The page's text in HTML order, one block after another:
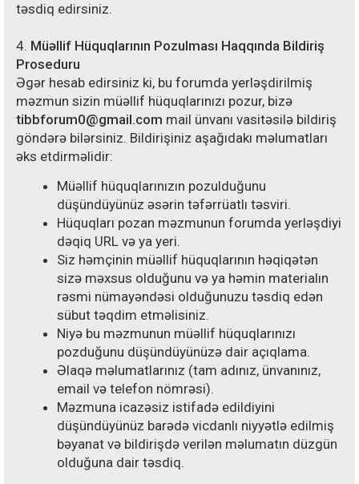
təsdiq edirsiniz.
4. Müəllif Hüquqlarının Pozulması Haqqında Bildiriş
Proseduru
Əgər hesab edirsiniz ki, bu forumda yerləşdirilmiş
məzmun sizin müəllif hüquqlarınızı pozur, bizə
tibbforum0@gmail.com mail ünvanı vasitəsilə bildiriş
göndərə bilərsiniz. Bildirişiniz aşağıdakı məlumatları
əks etdirməlidir:
Müəllif hüquqlarınızın pozulduğunu
düşündüyünüz əsərin təfərrüatlı təsviri.
Hüquqları pozan məzmunun forumda yerləşdiyi
dəqiq URL və ya yeri.
Siz həmçinin müəllif hüquqlarının həqiqətən
sizə məxsus olduğunu və ya həmin materialın
rəsmi nümayəndəsi olduğunuzu təsdiq edən
sübut təqdim etməlisiniz.
Niyə bu məzmunun müəllif hüquqlarınızı
pozduğunu düşündüyünüzə dair açıqlama.
Əlaqə məlumatlarınız (tam adınız, ünvanınız,
email və telefon nömrəsi).
Məzmuna icazəsiz istifadə edildiyini
düşündüyünüz barədə vicdanlı niyyətlə edilmiş
bəyanat və bildirişdə verilən məlumatın düzgün
olduğuna dair təsdiq.